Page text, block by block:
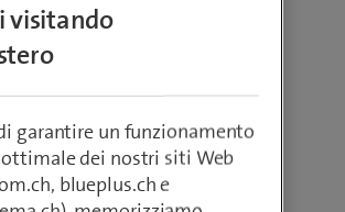
visitando
garantire un funzionamento
dei nostri siti Web
blueplus.ch e